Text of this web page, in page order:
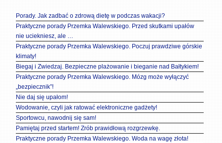
Porady. Jak zadbać o zdrową dietę w podczas wakacji?
Praktyczne porady Przemka Walewskiego. Przed skutkami upałów
nie uciekniesz, ale …
Praktyczne porady Przemka Walewskiego. Poczuj prawdziwe górskie
klimaty!
Biegaj i Zwiedzaj. Bezpieczne plażowanie i bieganie nad Bałtykiem!
Praktyczne porady Przemka Walewskiego. Mózg może wyłączyć
„bezpiecznik”!
Nie daj się upałom!
Wodowanie, czyli jak ratować elektroniczne gadżety!
Sportowcu, nawodnij się sam!
Pamiętaj przed startem! Zrób prawidłową rozgrzewkę.
Praktyczne porady Przemka Walewskiego. Woda na wagę złota!